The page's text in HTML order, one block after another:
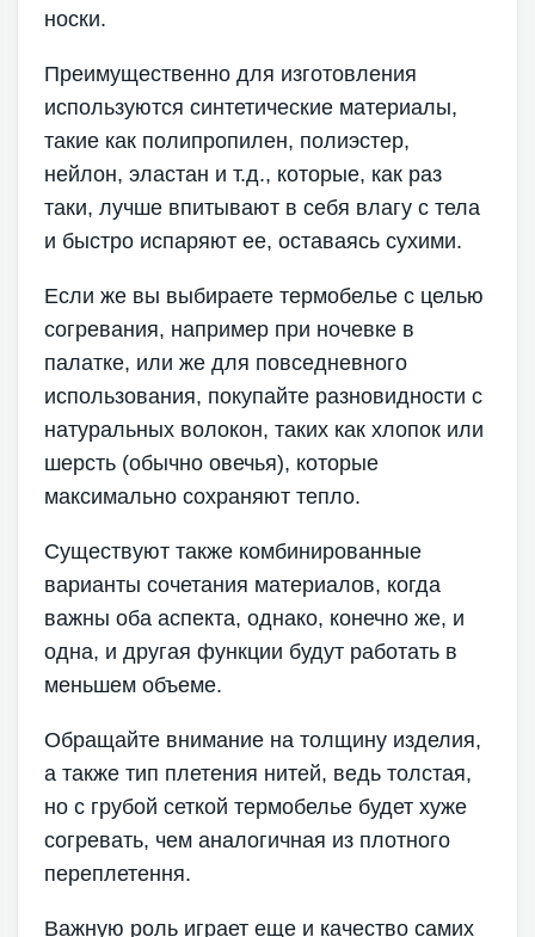
носки.
Преимущественно для изготовления
используются синтетические материалы,
такие как полипропилен, полиэстер,
нейлон, эластан и т.д., которые, как раз
таки, лучше впитывают в себя влагу с тела
и быстро испаряют ее, оставаясь сухими.
Если же вы выбираете термобелье с целью
согревания, например при ночевке в
палатке, или же для повседневного
использования, покупайте разновидности с
натуральных волокон, таких как хлопок или
шерсть (обычно овечья), которые
максимально сохраняют тепло.
Существуют также комбинированные
варианты сочетания материалов, когда
важны оба аспекта, однако, конечно же, и
одна, и другая функции будут работать в
меньшем объеме.
Обращайте внимание на толщину изделия,
а также тип плетения нитей, ведь толстая,
но с грубой сеткой термобелье будет хуже
согревать, чем аналогичная из плотного
переплетення.
Важную роль играет еще и качество самих